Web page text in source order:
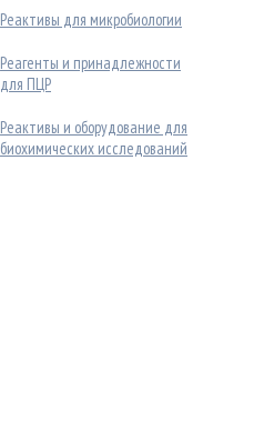
Реактивы для микробиологии
Реагенты и принадлежности
для ПЦР
Реактивы и оборудование для
биохимических исследований